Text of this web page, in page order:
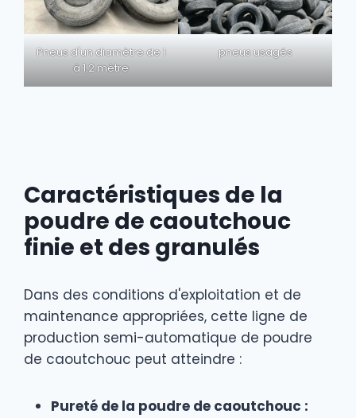
Pneus d'un diamètre de 1
à 1,2 mètre
pneus usagés
Caractéristiques de la
poudre de caoutchouc
finie et des granulés
Dans des conditions d'exploitation et de
maintenance appropriées, cette ligne de
production semi-automatique de poudre
de caoutchouc peut atteindre :
Pureté de la poudre de caoutchouc :